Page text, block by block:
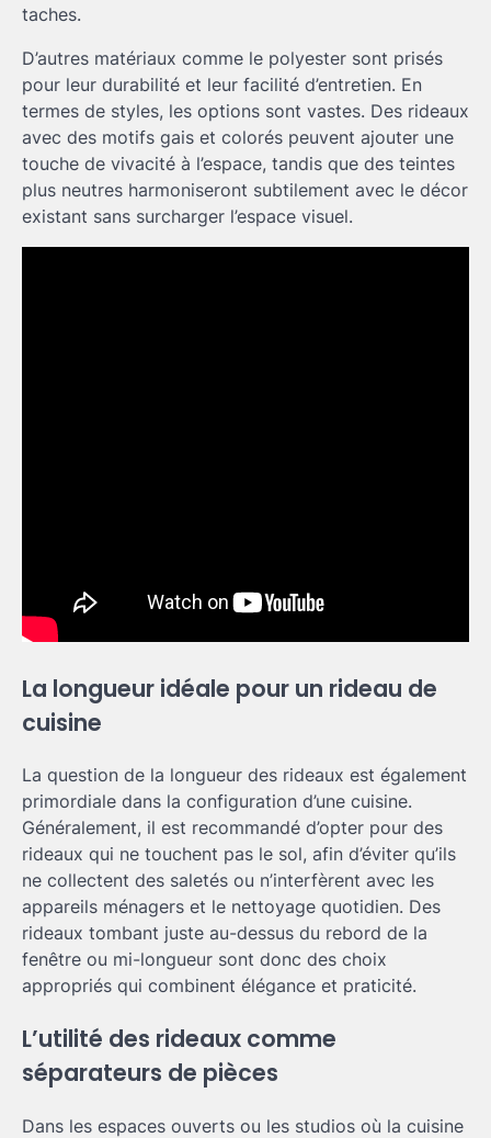
taches.
D’autres matériaux comme le polyester sont prisés
pour leur durabilité et leur facilité d’entretien. En
termes de styles, les options sont vastes. Des rideaux
avec des motifs gais et colorés peuvent ajouter une
touche de vivacité à l’espace, tandis que des teintes
plus neutres harmoniseront subtilement avec le décor
existant sans surcharger l’espace visuel.
La longueur idéale pour un rideau de
cuisine
La question de la longueur des rideaux est également
primordiale dans la configuration d’une cuisine.
Généralement, il est recommandé d’opter pour des
rideaux qui ne touchent pas le sol, afin d’éviter qu’ils
ne collectent des saletés ou n’interfèrent avec les
appareils ménagers et le nettoyage quotidien. Des
rideaux tombant juste au-dessus du rebord de la
fenêtre ou mi-longueur sont donc des choix
appropriés qui combinent élégance et praticité.
L’utilité des rideaux comme
séparateurs de pièces
Dans les espaces ouverts ou les studios où la cuisine